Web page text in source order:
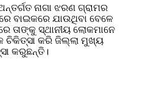
ନାଗା ଝରଣ ଗ୍ରାମର
ବାଇକରେ ଯାଉଥିବା ବେଳେ
ତାଙ୍କୁ ସ୍ଥାନୀୟ ଲୋକମାନେ
ଚିକିତ୍ସା କରି ଜିଲ୍ଲା ମୁଖ୍ୟ
କରୁଛନ୍ତି।